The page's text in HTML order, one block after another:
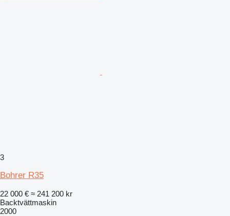
3
Bohrer R35
22 000 € ≈ 241 200 kr
Backtvättmaskin
2000